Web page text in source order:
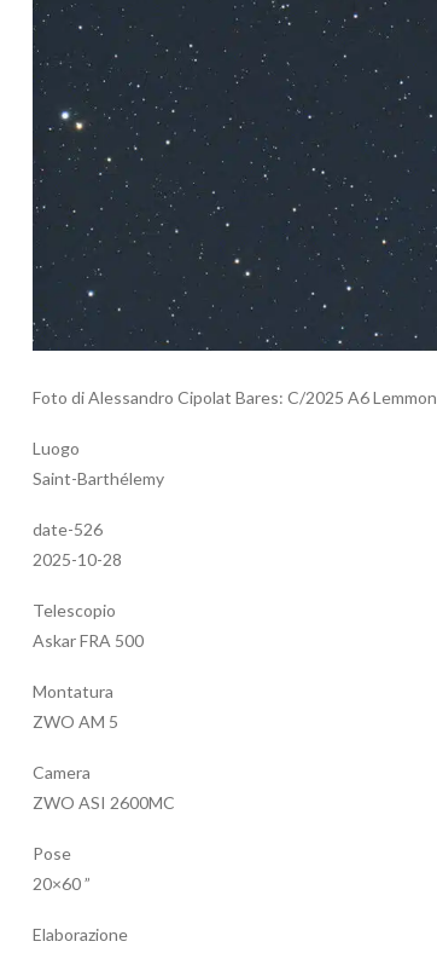
Foto di Alessandro Cipolat Bares: C/2025 A6 Lemmon
Luogo
Saint-Barthélemy
date-526
2025-10-28
Telescopio
Askar FRA 500
Montatura
ZWO AM 5
Camera
ZWO ASI 2600MC
Pose
20×60 ”
Elaborazione